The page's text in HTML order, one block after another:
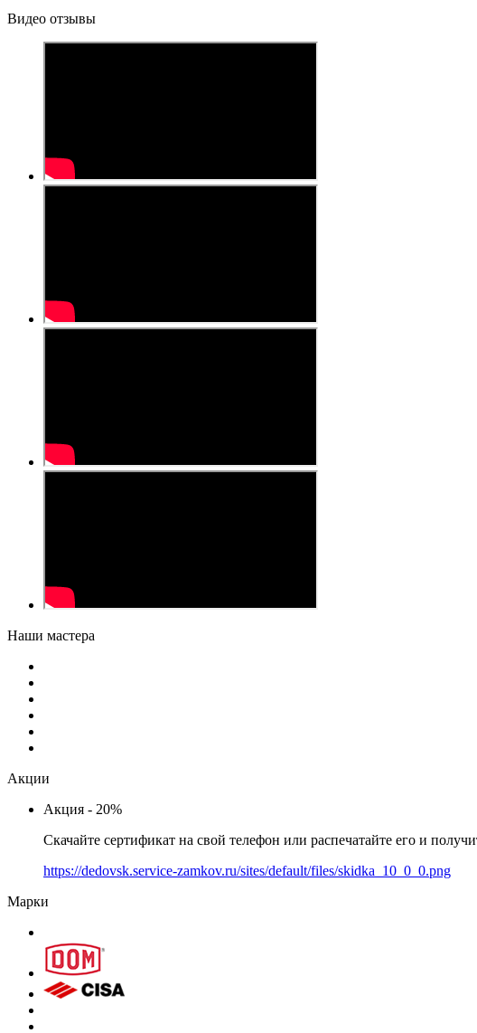
Видео отзывы
Наши мастера
Акции
Акция - 20%
Скачайте сертификат на свой телефон или распечатайте его и
https://dedovsk.service-zamkov.ru/sites/default/files/skidka_10_0_0.png
Марки